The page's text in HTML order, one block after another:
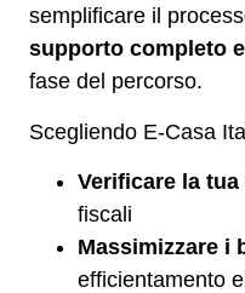
semplificare il
supporto completo
fase del percorso.
Scegliendo E-Casa
Verificare la
fiscali
Massimizzare i
efficientamento